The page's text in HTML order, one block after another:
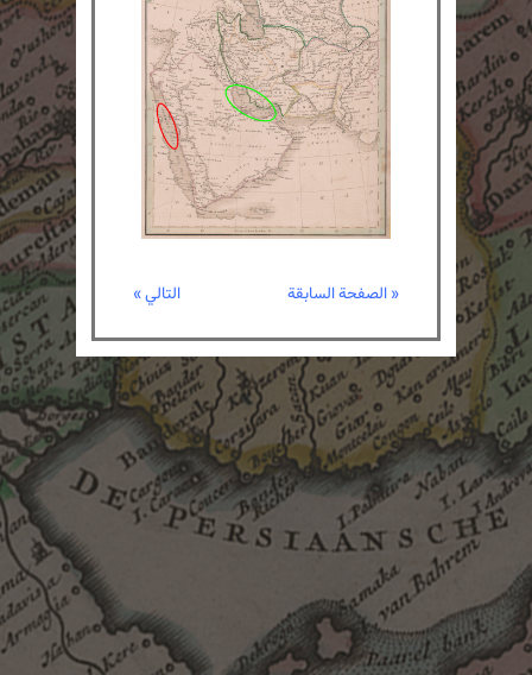
« الصفحة السابقة التالي »